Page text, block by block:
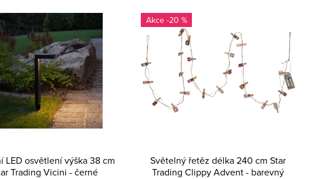
LED osvětlení výška 38 cm
Trading Vicini - černé
-20 %
Světelný řetěz délka 240 cm Star
Trading Clippy Advent - barevný